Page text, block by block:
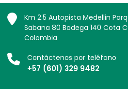
Km 2.5 Autopista Medellin
Sabana 80 Bodega 140 Cota
Colombia
Contáctenos por teléfono
+57 (601) 329 9482